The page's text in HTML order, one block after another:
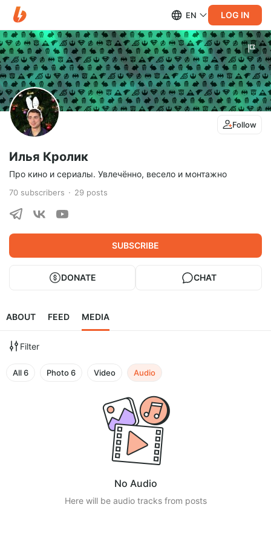
EN LOG IN
Follow
Илья Кролик
Про кино и сериалы. Увлечённо, весело и монтажно
70 subscribers 29 posts
SUBSCRIBE
DONATE CHAT
ABOUT FEED MEDIA
Filter
All6 Photo6 Video Audio
No Audio
Here will be audio tracks from posts